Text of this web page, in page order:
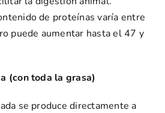
de proteínas varía entre
puede aumentar hasta el 47 y
(con toda la grasa)
se produce directamente a